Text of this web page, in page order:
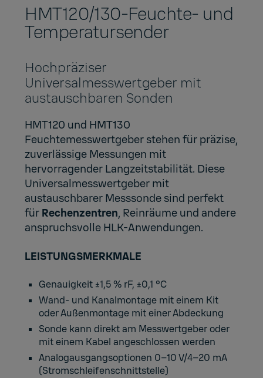
HMT120/130-Feuchte- und
Temperatursender
Hochpräziser
Universalmesswertgeber mit
austauschbaren Sonden
HMT120 und HMT130
Feuchtemesswertgeber stehen für präzise,
zuverlässige Messungen mit
hervorragender Langzeitstabilität. Diese
Universalmesswertgeber mit
austauschbarer Messsonde sind perfekt
für Rechenzentren, Reinräume und andere
anspruchsvolle HLK-Anwendungen.
LEISTUNGSMERKMALE
Genauigkeit ±1,5 % rF, ±0,1 °C
Wand- und Kanalmontage mit einem Kit
oder Außenmontage mit einer Abdeckung
Sonde kann direkt am Messwertgeber oder
mit einem Kabel angeschlossen werden
Analogausgangsoptionen 0–10 V/4–20 mA
(Stromschleifenschnittstelle)